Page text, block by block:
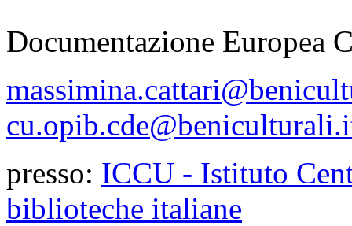
Documentazione Europea
presso: ICCU - Istituto
biblioteche italiane